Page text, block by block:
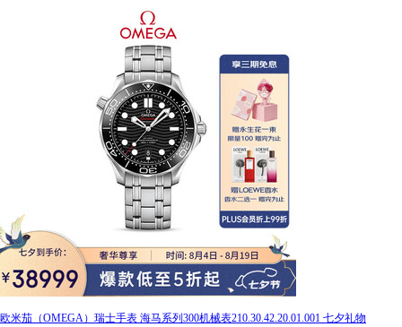
欧米茄（OMEGA）瑞士手表 海马系列300机械表210.30.42.20.01.001 七夕礼物